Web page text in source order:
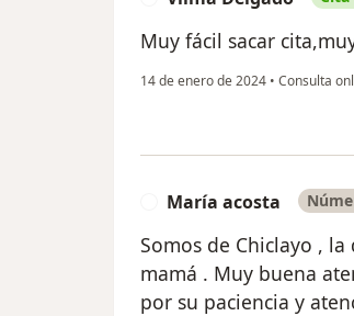
Muy fácil sacar
14 de enero de 2024 • Consulta
María acosta
Somos de Chiclayo ,
mamá . Muy buena
por su paciencia y